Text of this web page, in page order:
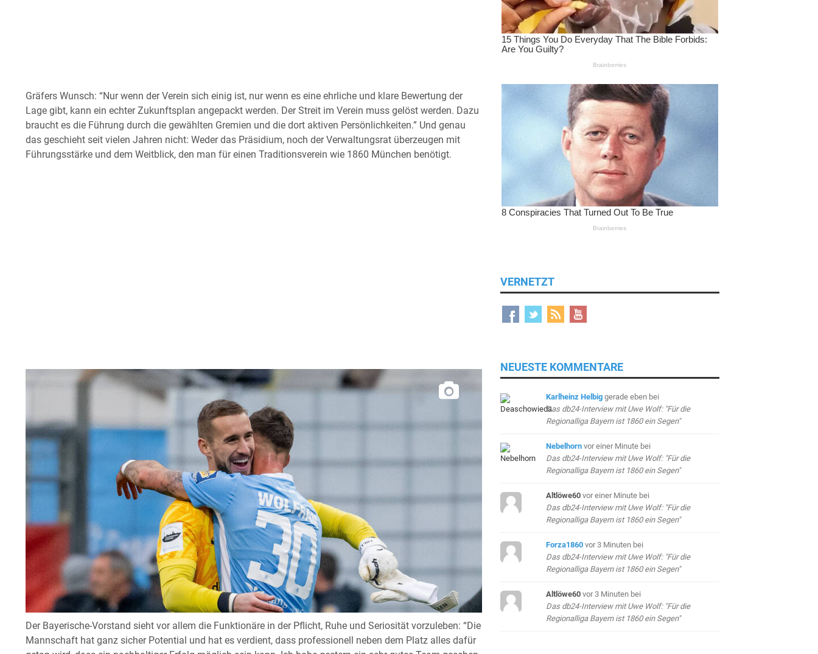
Gräfers Wunsch: “Nur wenn der Verein sich einig ist, nur wenn es eine ehrliche und klare Bewertung der
Lage gibt, kann ein echter Zukunftsplan angepackt werden. Der Streit im Verein muss gelöst werden. Dazu
braucht es die Führung durch die gewählten Gremien und die dort aktiven Persönlichkeiten.” Und genau
das geschieht seit vielen Jahren nicht: Weder das Präsidium, noch der Verwaltungsrat überzeugen mit
Führungsstärke und dem Weitblick, den man für einen Traditionsverein wie 1860 München benötigt.
Der Bayerische-Vorstand sieht vor allem die Funktionäre in der Pflicht, Ruhe und Seriosität vorzuleben: “Die
Mannschaft hat ganz sicher Potential und hat es verdient, dass professionell neben dem Platz alles dafür
VERNETZT
NEUESTE KOMMENTARE
Karlheinz Helbig gerade ebenbei
Das db24-Interview mit Uwe Wolf: "Für die
Regionalliga Bayern ist 1860 ein Segen"
Nebelhorn vor einer Minutebei
Das db24-Interview mit Uwe Wolf: "Für die
Regionalliga Bayern ist 1860 ein Segen"
Altlöwe60 vor einer Minutebei
Das db24-Interview mit Uwe Wolf: "Für die
Regionalliga Bayern ist 1860 ein Segen"
Forza1860 vor 3 Minuten bei
Das db24-Interview mit Uwe Wolf: "Für die
Regionalliga Bayern ist 1860 ein Segen"
Altlöwe60 vor 3 Minuten bei
Das db24-Interview mit Uwe Wolf: "Für die
Regionalliga Bayern ist 1860 ein Segen"